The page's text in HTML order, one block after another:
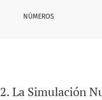
NÚMEROS
2. La Simulación